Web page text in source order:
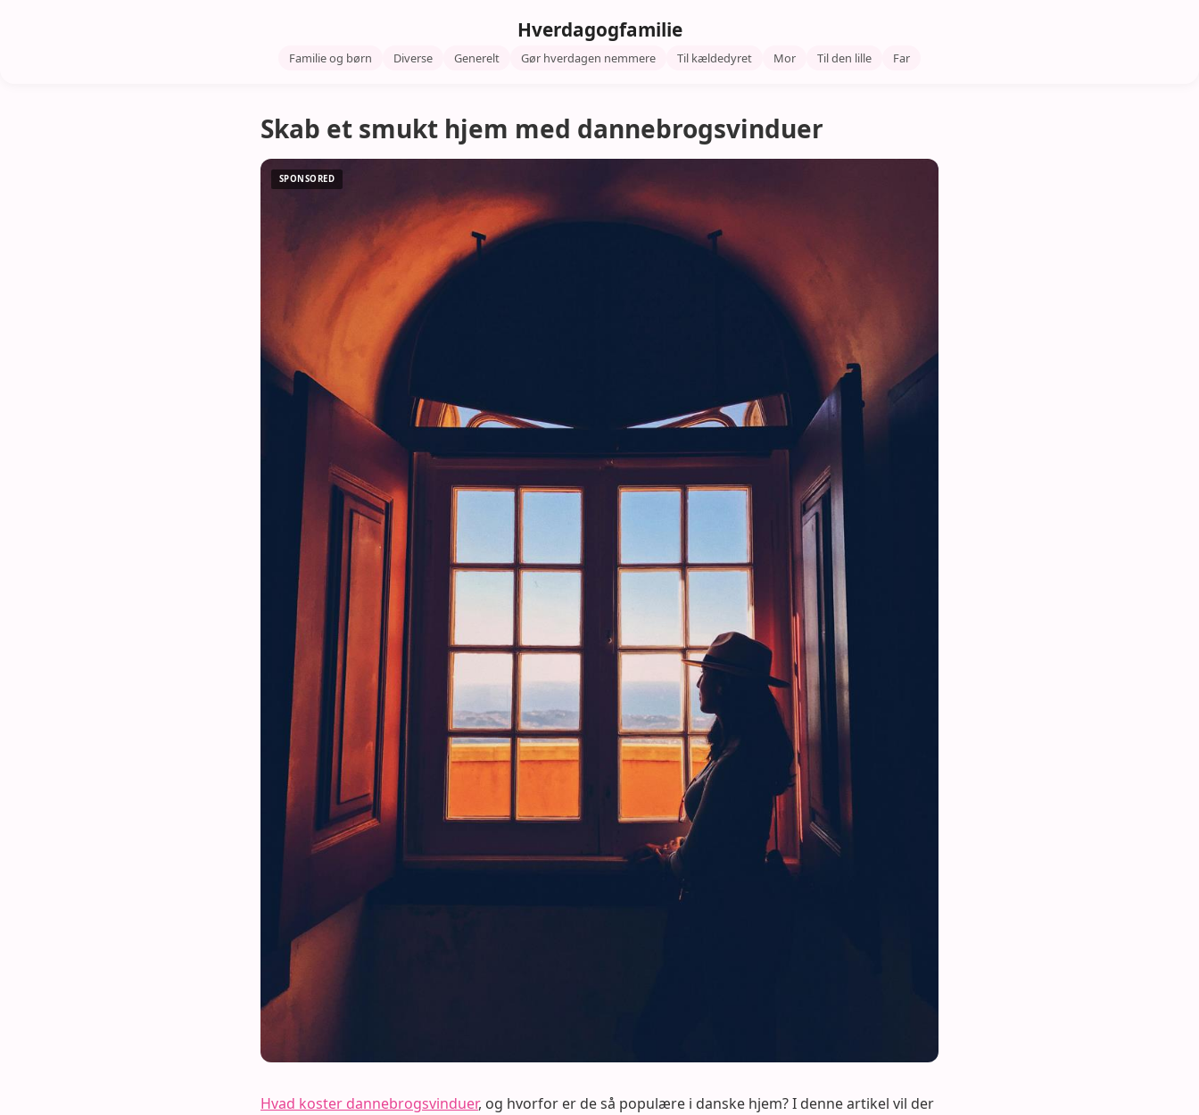
Hverdagogfamilie
Familie og børn Diverse Generelt Gør hverdagen nemmere Til kældedyret Mor Til den lille Far
Skab et smukt hjem med dannebrogsvinduer
Hvad koster dannebrogsvinduer, og hvorfor er de så populære i danske hjem? I denne artikel vil der